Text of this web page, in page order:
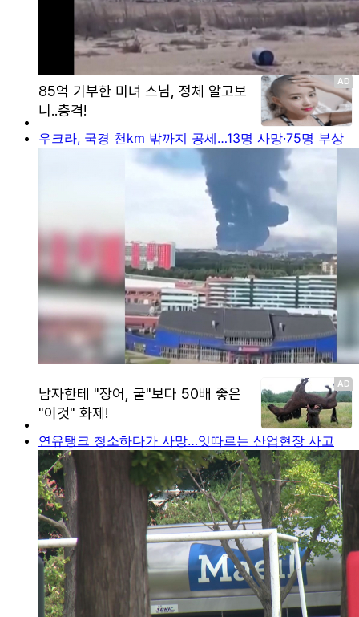
우크라, 국경 천km 밖까지 공세…13명 사망·75명 부상
연유탱크 청소하다가 사망…잇따르는 산업현장 사고